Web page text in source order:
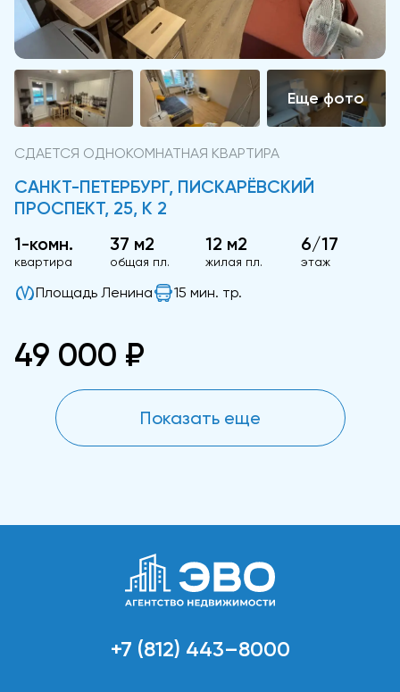
СДАЕТСЯ ОДНОКОМНАТНАЯ КВАРТИРА
САНКТ-ПЕТЕРБУРГ, ПИСКАРЁВСКИЙ
ПРОСПЕКТ, 25, К 2
1-комн.
квартира
37 м2
общая пл.
12 м2
жилая пл.
6/17
этаж
Площадь Ленина 15 мин. тр.
49 000 ₽
Показать еще
+7 (812) 443–8000